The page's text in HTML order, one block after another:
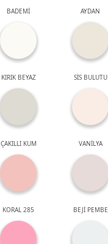
BADEMİ AYDAN
KIRIK BEYAZ SİS BULUTU
ÇAKILLI KUM VANİLYA
KORAL 285 BEJİ PEMBE